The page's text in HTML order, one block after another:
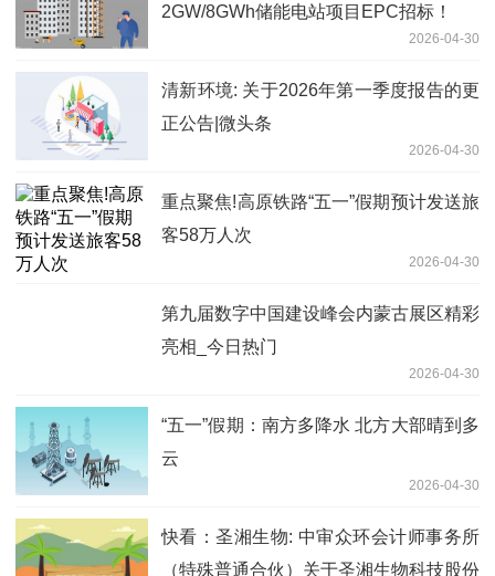
2GW/8GWh储能电站项目EPC招标！
2026-04-30
清新环境: 关于2026年第一季度报告的更
正公告|微头条
2026-04-30
重点聚焦!高原铁路“五一”假期预计发送旅
客58万人次
2026-04-30
第九届数字中国建设峰会内蒙古展区精彩
亮相_今日热门
2026-04-30
“五一”假期：南方多降水 北方大部晴到多
云
2026-04-30
快看：圣湘生物: 中审众环会计师事务所
（特殊普通合伙）关于圣湘生物科技股份